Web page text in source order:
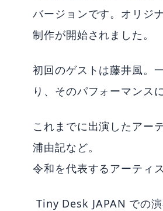
バージョンです。オリジ
制作が開始されました。
初回のゲストは藤井風。
り、そのパフォーマンス
これまでに出演したアー
浦由記など。
令和を代表するアーティ
Tiny Desk JAPAN での